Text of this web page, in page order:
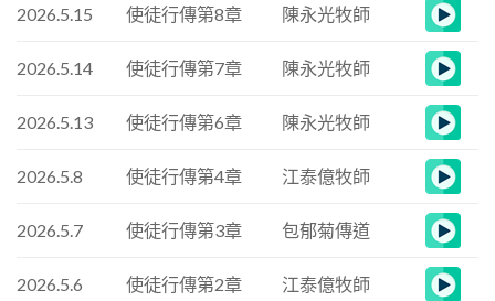
2026.5.15 使徒行傳第8章 陳永光牧師
2026.5.14 使徒行傳第7章 陳永光牧師
2026.5.13 使徒行傳第6章 陳永光牧師
2026.5.8 使徒行傳第4章 江泰億牧師
2026.5.7 使徒行傳第3章 包郁菊傳道
2026.5.6 使徒行傳第2章 江泰億牧師